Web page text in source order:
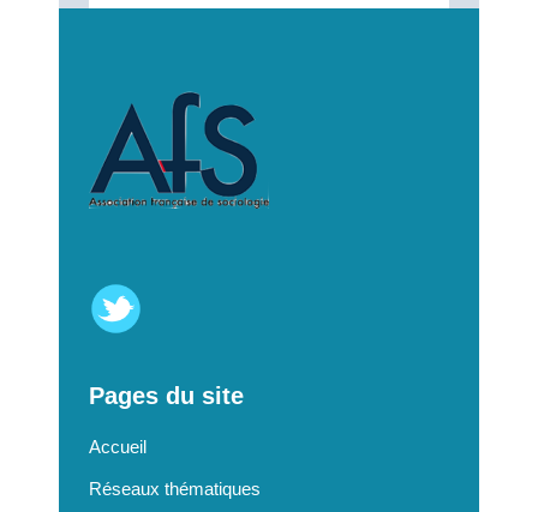
Pages du site
Accueil
Réseaux thématiques